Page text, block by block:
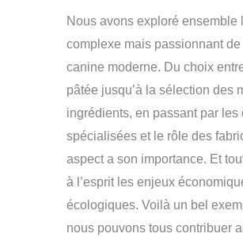
Nous avons exploré ensemble
complexe mais passionnant de
canine moderne. Du choix
pâtée jusqu’à la sélection des
ingrédients, en passant par les
spécialisées et le rôle des
aspect a son importance. Et
à l’esprit les enjeux
écologiques. Voilà un bel
nous pouvons tous contribuer